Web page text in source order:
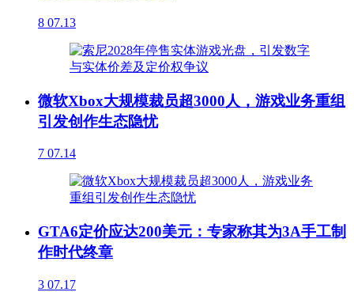
8 07.13
微软Xbox大规模裁员超3000人，游戏业务重组
引发创作生态隐忧
7 07.14
GTA6定价应达200美元：专家称其为3A手工制
作时代终章
3 07.17